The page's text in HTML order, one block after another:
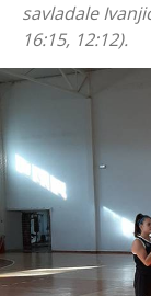
savladale
16:15, 12:12).